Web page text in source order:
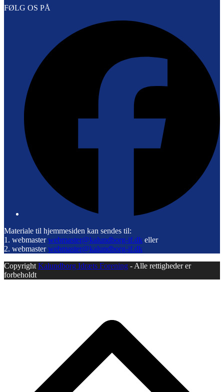
FØLG OS PÅ
Materiale til hjemmesiden kan sendes til:
1. webmasterwebmaster@kalundborg-if.dk eller
2. webmasterwebmaster@kalundborg-if.dk
Copyright Kalundborg Idræts Forening - Alle rettigheder er
forbeholdt